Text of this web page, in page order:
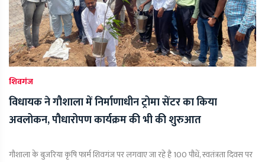
शिवगंज
विधायक ने गौशाला में निर्माणाधीन ट्रोमा सेंटर का किया
अवलोकन, पौधारोपण कार्यक्रम की भी की शुरुआत
गौशाला के बुजरिया कृषि फार्म शिवगंज पर लगवाए जा रहे है 100 पौधें, स्वतंत्रता दिवस पर